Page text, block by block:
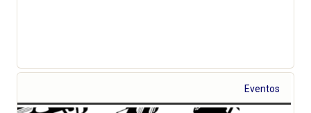
Eventos